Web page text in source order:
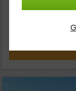
Cancelación 30